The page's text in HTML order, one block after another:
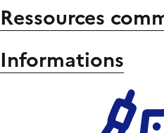
Ressources
Informations